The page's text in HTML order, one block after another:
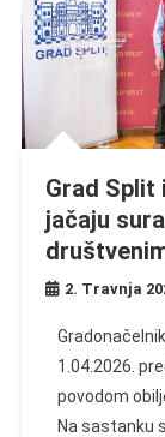
Grad Split
jačaju
2. Travnja
1.04.2026.
povodom
Na sastanku